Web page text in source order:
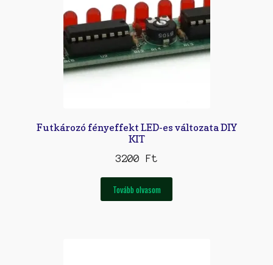
Futkározó fényeffekt LED-es változata DIY
KIT
3200 Ft
Tovább olvasom